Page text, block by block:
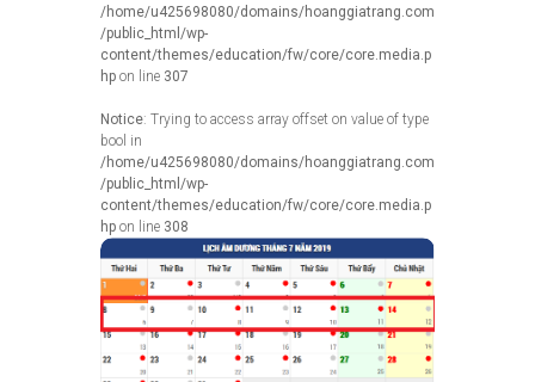
/home/u425698080/domains/hoanggiatrang.com
/public_html/wp-
content/themes/education/fw/core/core.media.p
hp on line 307
Notice: Trying to access array offset on value of type
bool in
/home/u425698080/domains/hoanggiatrang.com
/public_html/wp-
content/themes/education/fw/core/core.media.p
hp on line 308